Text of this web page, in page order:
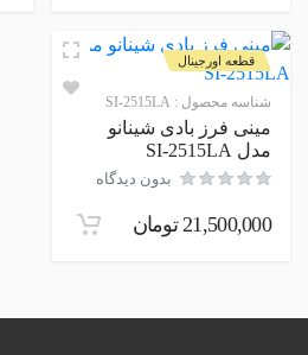
شناسه محصول : SI-2515LA
قطعه اورجینال
مینی فرز بادی شینانو
مدل SI-2515LA
بدون دیدگاه
21,500,000 تومان